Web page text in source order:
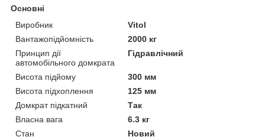
Основні
Виробник
Vitol
Вантажопідйомність
2000 кг
Принцип дії
автомобільного домкрата
Гідравлічний
Висота підйому
300 мм
Висота підхоплення
125 мм
Домкрат підкатний
Так
Власна вага
6.3 кг
Стан
Новий